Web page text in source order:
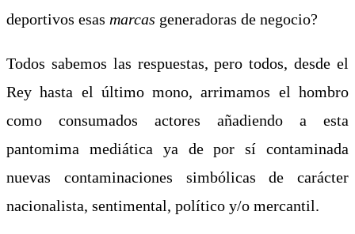
deportivos esas marcas generadoras de negocio?
Todos sabemos las respuestas, pero todos, desde el
Rey hasta el último mono, arrimamos el hombro
como consumados actores añadiendo a esta
pantomima mediática ya de por sí contaminada
nuevas contaminaciones simbólicas de carácter
nacionalista, sentimental, político y/o mercantil.